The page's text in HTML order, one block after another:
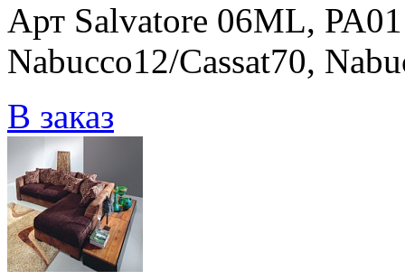
Арт Salvatore 06ML,
Nabucco12/Cassat70,
В заказ